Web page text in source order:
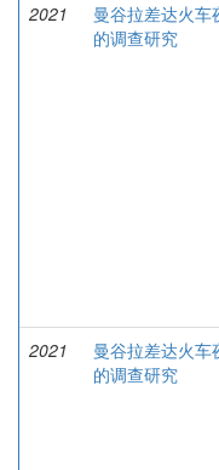
2021
曼谷拉差达火车
的调查研究
2021
曼谷拉差达火车
的调查研究